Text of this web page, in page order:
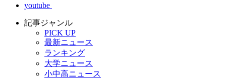
youtube
記事ジャンル
PICK UP
最新ニュース
ランキング
大学ニュース
小中高ニュース